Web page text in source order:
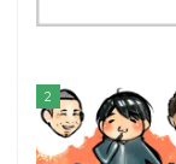
2